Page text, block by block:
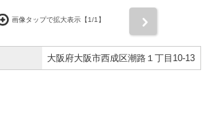
画像タップで拡大表示【1/1】
大阪府大阪市西成区潮路１丁目10-13